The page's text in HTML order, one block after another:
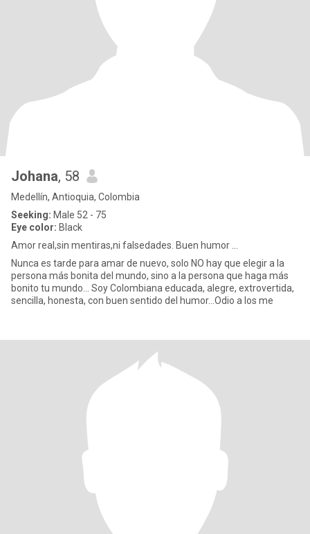
Johana, 58
Medellín, Antioquia, Colombia
Seeking: Male 52 - 75
Eye color: Black
Amor real,sin mentiras,ni falsedades. Buen humor ...
Nunca es tarde para amar de nuevo, solo NO hay que elegir a la
persona más bonita del mundo, sino a la persona que haga más
bonito tu mundo... Soy Colombiana educada, alegre, extrovertida,
sencilla, honesta, con buen sentido del humor...Odio a los me